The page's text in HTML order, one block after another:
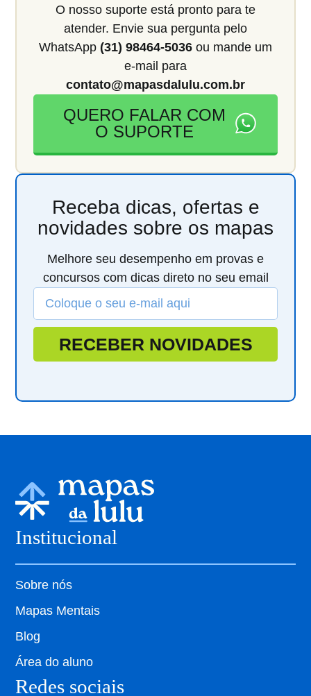
O nosso suporte está pronto para te
atender. Envie sua pergunta pelo
WhatsApp (31) 98464-5036 ou mande um
e-mail para
contato@mapasdalulu.com.br
QUERO FALAR COM
O SUPORTE
Receba dicas, ofertas e
novidades sobre os mapas
Melhore seu desempenho em provas e
concursos com dicas direto no seu email
RECEBER NOVIDADES
Institucional
Sobre nós
Mapas Mentais
Blog
Área do aluno
Redes sociais